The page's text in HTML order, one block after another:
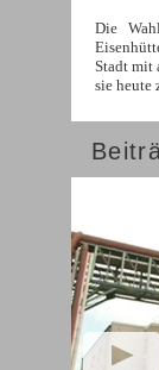
Die
Stadt mit
sie heute